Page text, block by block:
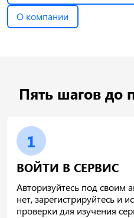
О компании
Пять шагов до
1
ВОЙТИ В СЕРВИС
Авторизуйтесь под своим
нет, зарегистрируйтесь и
проверки для изучения